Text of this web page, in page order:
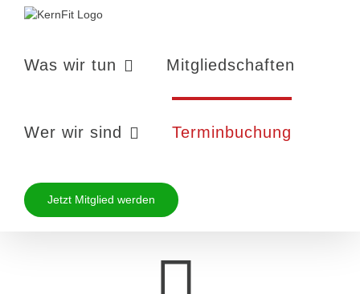
Was wir tun Mitgliedschaften
Wer wir sind Terminbuchung
Jetzt Mitglied werden